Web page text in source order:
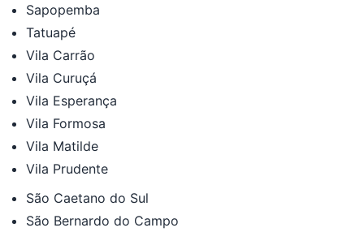
Sapopemba
Tatuapé
Vila Carrão
Vila Curuçá
Vila Esperança
Vila Formosa
Vila Matilde
Vila Prudente
São Caetano do Sul
São Bernardo do Campo